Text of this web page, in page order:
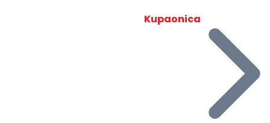
Kupaonica